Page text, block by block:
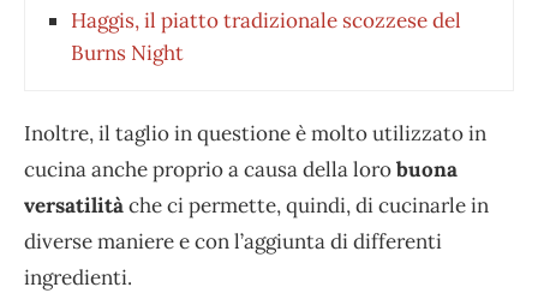
Haggis, il piatto tradizionale scozzese del
Burns Night
Inoltre, il taglio in questione è molto utilizzato in
cucina anche proprio a causa della lorobuona
versatilitàche ci permette, quindi, di cucinarle in
diverse maniere e con l’aggiunta di differenti
ingredienti.